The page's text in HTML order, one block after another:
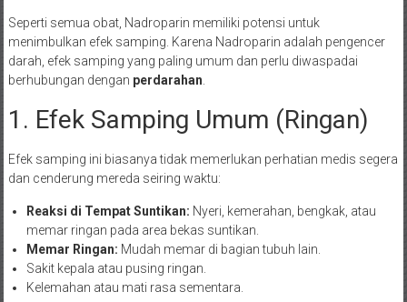
Seperti semua obat, Nadroparin memiliki potensi untuk
menimbulkan efek samping. Karena Nadroparin adalah pengencer
darah, efek samping yang paling umum dan perlu diwaspadai
berhubungan dengan perdarahan.
1. Efek Samping Umum (Ringan)
Efek samping ini biasanya tidak memerlukan perhatian medis segera
dan cenderung mereda seiring waktu:
Reaksi di Tempat Suntikan: Nyeri, kemerahan, bengkak, atau
memar ringan pada area bekas suntikan.
Memar Ringan: Mudah memar di bagian tubuh lain.
Sakit kepala atau pusing ringan.
Kelemahan atau mati rasa sementara.